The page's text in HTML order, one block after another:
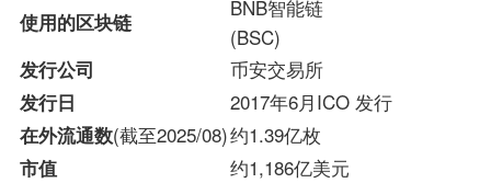
使用的区块链
BNB智能链
(BSC)
发行公司 币安交易所
发行日 2017年6月ICO 发行
在外流通数(截至2025/08)约1.39亿枚
市值
约1,186亿美元